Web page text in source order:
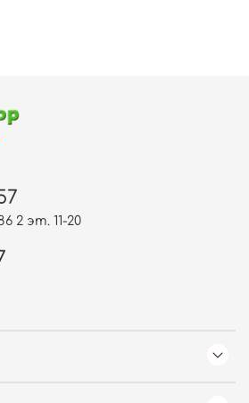
2 эт. 11-20